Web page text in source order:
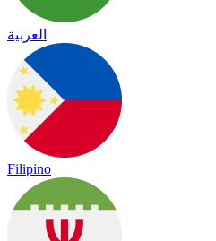
العربية
Filipino